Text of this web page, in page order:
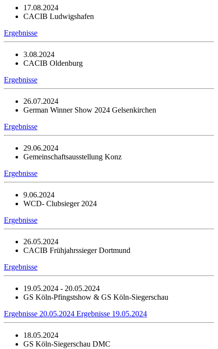
17.08.2024
CACIB Ludwigshafen
Ergebnisse
3.08.2024
CACIB Oldenburg
Ergebnisse
26.07.2024
German Winner Show 2024 Gelsenkirchen
Ergebnisse
29.06.2024
Gemeinschaftsausstellung Konz
Ergebnisse
9.06.2024
WCD- Clubsieger 2024
Ergebnisse
26.05.2024
CACIB Frühjahrssieger Dortmund
Ergebnisse
19.05.2024 - 20.05.2024
GS Köln-Pfingstshow & GS Köln-Siegerschau
Ergebnisse 20.05.2024 Ergebnisse 19.05.2024
18.05.2024
GS Köln-Siegerschau DMC